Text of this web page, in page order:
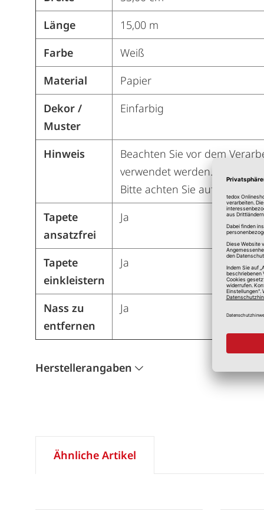
Länge
15,00 m
Farbe
Weiß
Material
Papier
Dekor /
Muster
Einfarbig
Hinweis
Beachten Sie vor dem
verwendet werden. Sonst
Bitte achten Sie auf das
Tapete
ansatzfrei
Ja
Tapete
einkleistern
Ja
Nass zu
entfernen
Ja
Herstellerangaben
Ähnliche Artikel